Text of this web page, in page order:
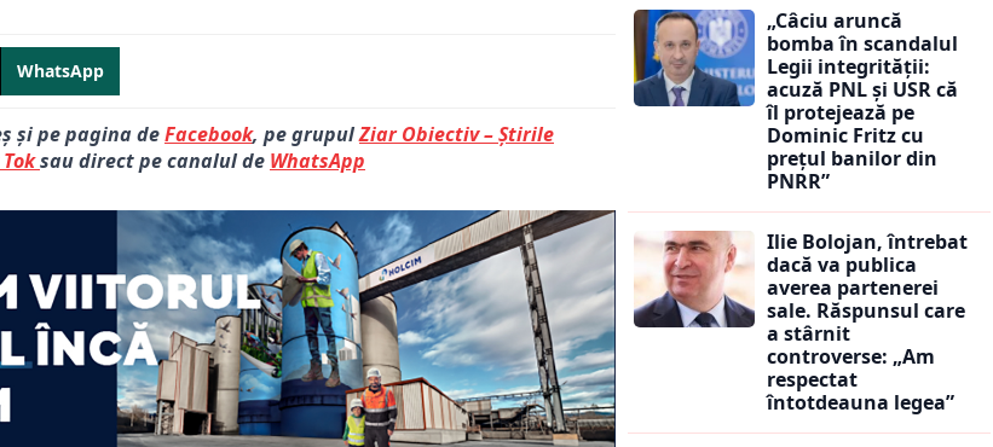
WhatsApp
și pe pagina deFacebook, pe grupulZiar Obiectiv – Știrile
sau direct pe canalul de WhatsApp
„Câciu aruncă
bomba în scandalul
Legii integrității:
acuză PNL și USR că
îl protejează pe
Dominic Fritz cu
prețul banilor din
PNRR”
Ilie Bolojan, întrebat
dacă va publica
averea partenerei
sale. Răspunsul care
a stârnit
controverse: „Am
respectat
întotdeauna legea”